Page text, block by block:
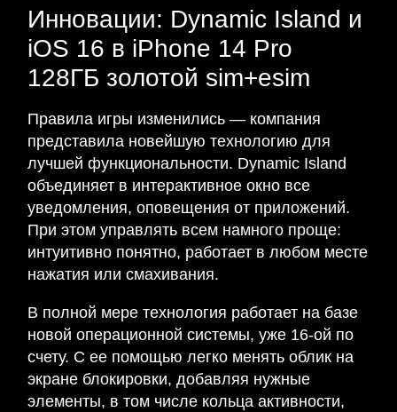
Инновации: Dynamic Island и
iOS 16 в iPhone 14 Pro
128ГБ золотой sim+esim
Правила игры изменились — компания
представила новейшую технологию для
лучшей функциональности. Dynamic Island
объединяет в интерактивное окно все
уведомления, оповещения от приложений.
При этом управлять всем намного проще:
интуитивно понятно, работает в любом месте
нажатия или смахивания.
В полной мере технология работает на базе
новой операционной системы, уже 16-ой по
счету. С ее помощью легко менять облик на
экране блокировки, добавляя нужные
элементы, в том числе кольца активности,